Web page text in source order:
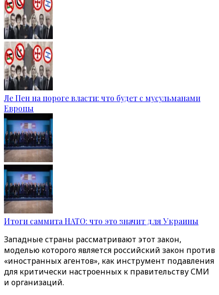
Ле Пен на пороге власти: что будет с мусульманами
Европы
Итоги саммита НАТО: что это значит для Украины
Западные страны рассматривают этот закон,
моделью которого является российский закон против
«иностранных агентов», как инструмент подавления
для критически настроенных к правительству СМИ
и организаций.